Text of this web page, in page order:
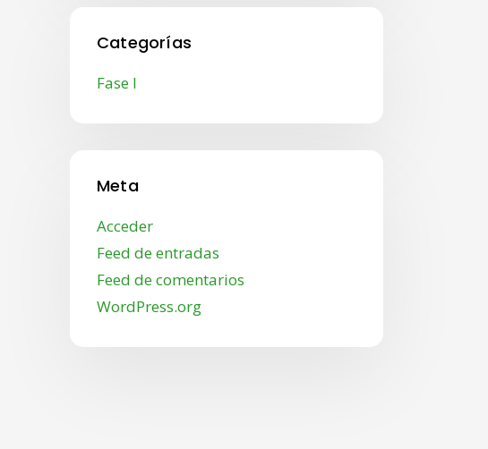
Categorías
Fase I
Meta
Acceder
Feed de entradas
Feed de comentarios
WordPress.org